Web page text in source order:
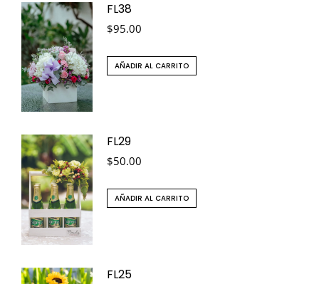
FL38
$95.00
AÑADIR AL CARRITO
FL29
$50.00
AÑADIR AL CARRITO
FL25